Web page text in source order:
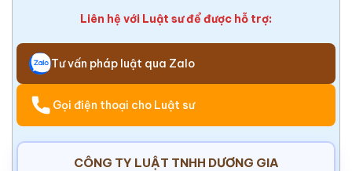
Liên hệ với Luật sư để được hỗ trợ:
Tư vấn pháp luật qua Zalo
Gọi điện thoại cho Luật sư
CÔNG TY LUẬT TNHH DƯƠNG GIA